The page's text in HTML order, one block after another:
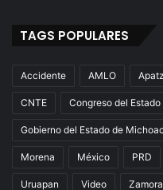
TAGS POPULARES
Accidente AMLO
CNTE Congreso del Estado
Gobierno del Estado de
Morena México PRD
Uruapan Video Zamora